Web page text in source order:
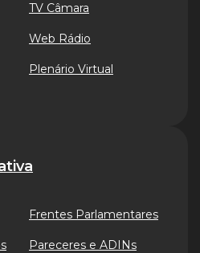
TV Câmara
Web Rádio
Plenário Virtual
Frentes Parlamentares
Pareceres e ADINs